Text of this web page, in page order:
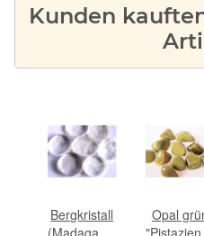
Kunden
Bergkristall
(Madagaskar)
Opal